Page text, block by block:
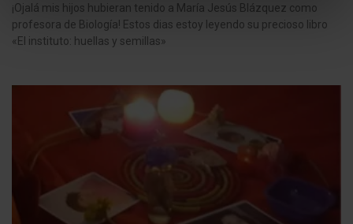
¡Ojalá mis hijos hubieran tenido a María Jesús Blázquez como
profesora de Biología! Estos dias estoy leyendo su precioso libro
«El instituto: huellas y semillas»